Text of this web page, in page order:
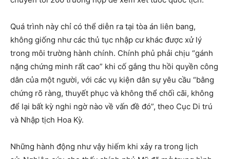
Quá trình này chỉ có thể diễn ra tại tòa án liên bang,
không giống như các thủ tục nhập cư khác được xử lý
trong môi trường hành chính. Chính phủ phải chịu “gánh
nặng chứng minh rất cao” khi cố gắng thu hồi quyền công
dân của một người, với các vụ kiện dân sự yêu cầu “bằng
chứng rõ ràng, thuyết phục và không thể chối cãi, không
để lại bất kỳ nghi ngờ nào về vấn đề đó”, theo Cục Di trú
và Nhập tịch Hoa Kỳ.
Những hành động như vậy hiếm khi xảy ra trong lịch